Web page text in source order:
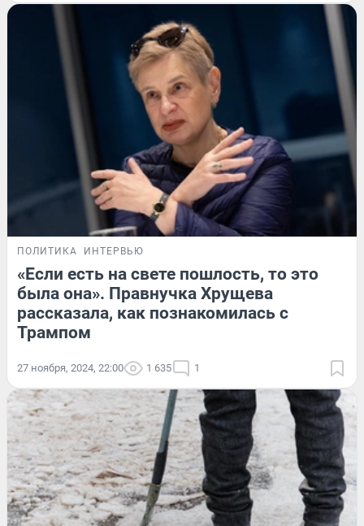
ПОЛИТИКА ИНТЕРВЬЮ
«Если есть на свете пошлость, то это
была она». Правнучка Хрущева
рассказала, как познакомилась с
Трампом
27 ноября, 2024, 22:00 1 635 1